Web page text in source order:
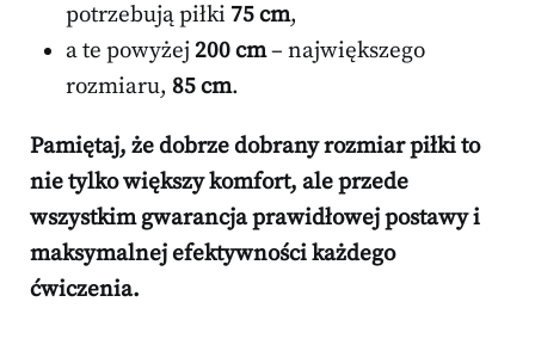
potrzebują piłki 75 cm,
a te powyżej 200 cm– największego
rozmiaru, 85 cm.
Pamiętaj, że dobrze dobrany rozmiar piłki to
nie tylko większy komfort, ale przede
wszystkim gwarancja prawidłowej postawy i
maksymalnej efektywności każdego
ćwiczenia.